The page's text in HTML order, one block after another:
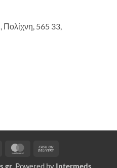
565 33,
MasterCard
. Powered by Intermeds